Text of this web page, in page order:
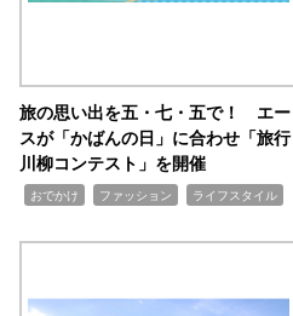
旅の思い出を五・七・五で！ エー
スが「かばんの日」に合わせ「旅行
川柳コンテスト」を開催
おでかけ ファッション ライフスタイル